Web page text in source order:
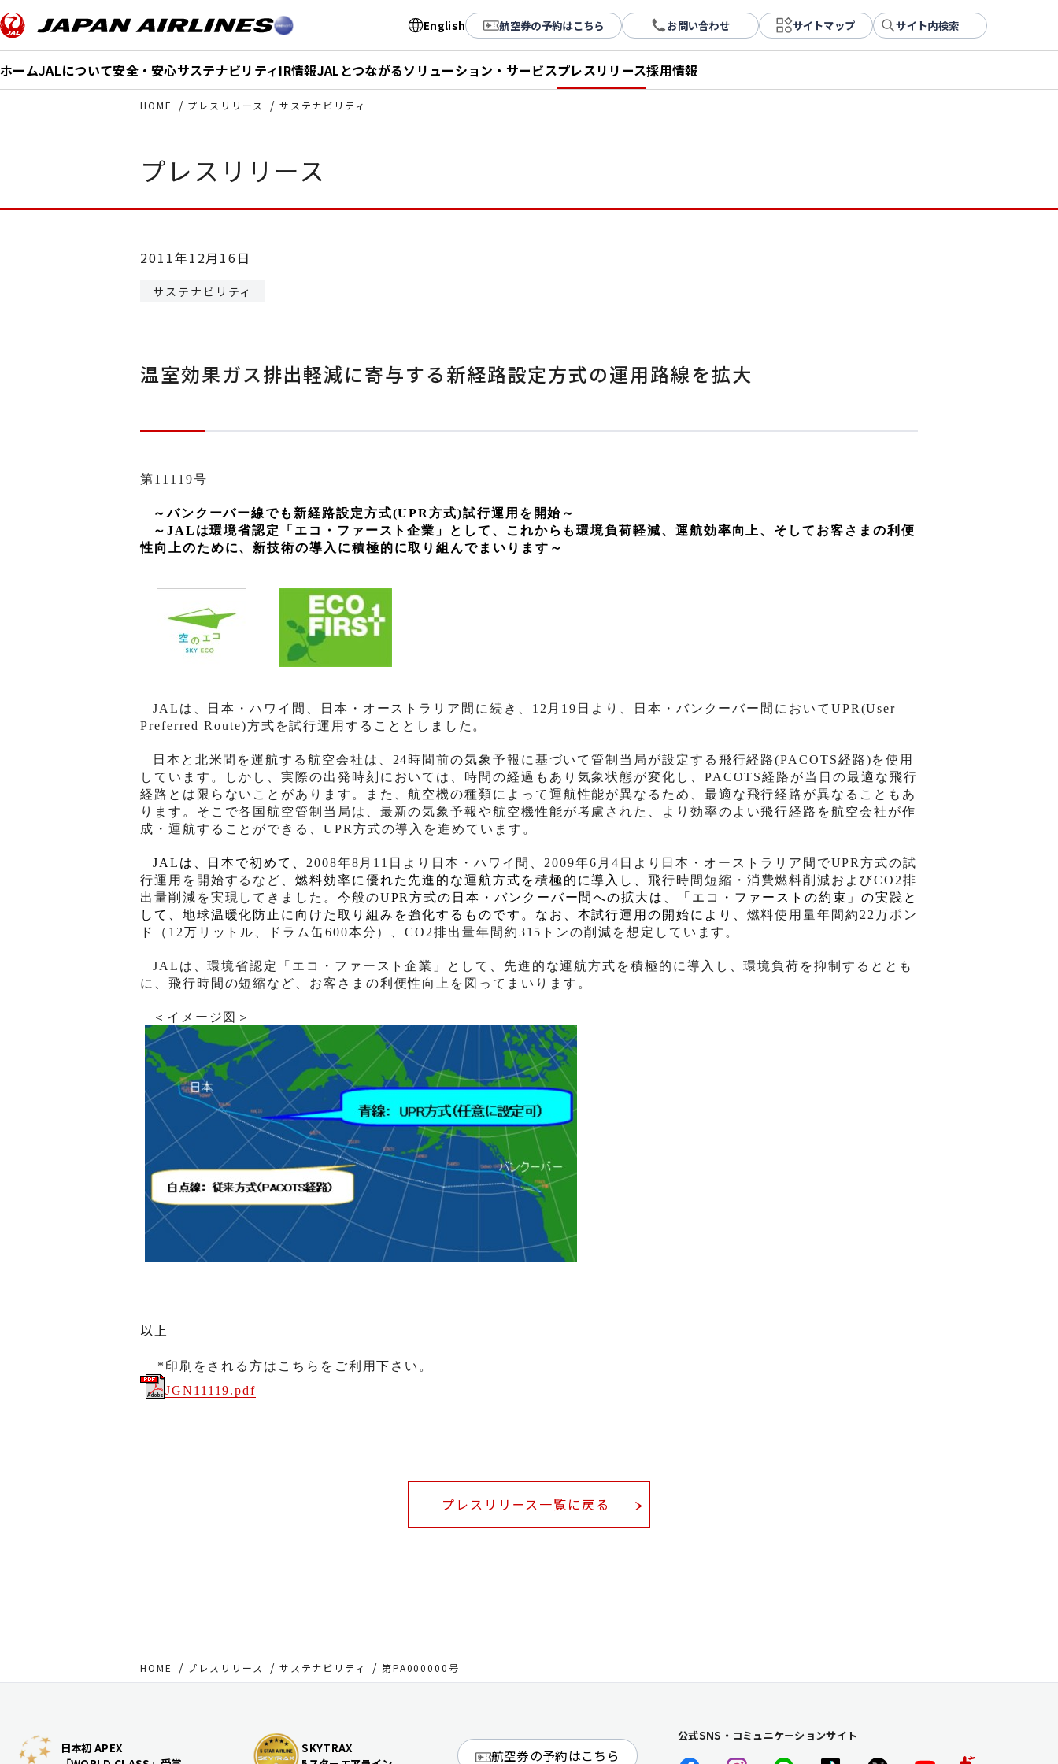
English 航空券の予約はこちら お問い合わせ サイトマップ サイト内検索
ホームJALについて安全・安心サステナビリティIR情報JALとつながるソリューション・サービスプレスリリース採用情報
HOME プレスリリース サステナビリティ
プレスリリース
2011年12月16日
サステナビリティ
温室効果ガス排出軽減に寄与する新経路設定方式の運用路線を拡大
第 11119号
～バンクーバー線でも新経路設定方式(UPR方式)試行運用を開始～
～ JAL は環境省認定「エコ・ファースト企業」として、これからも環境負荷軽減、運航効率向上、そしてお客さまの利便
性向上のために、新技術の導入に積極的に取り組んでまいります～
JAL は、日本・ハワイ間、日本・オーストラリア間に続き、 12 月 19 日より、日本・バンクーバー間において UPR(User
Preferred Route)方式を試行運用することとしました。
日本と北米間を運航する航空会社は、 24時間前の気象予報に基づいて管制当局が設定する飛行経路(PACOTS経路)を使用
しています。しかし、実際の出発時刻においては、時間の経過もあり気象状態が変化し、 PACOTS経路が当日の最適な飛行
経路とは限らないことがあります。また、航空機の種類によって運航性能が異なるため、最適な飛行経路が異なることもあ
ります。そこで各国航空管制当局は、最新の気象予報や航空機性能が考慮された、より効率のよい飛行経路を航空会社が作
成・運航することができる、 UPR 方式の導入を進めています。
JAL は、日本で初めて、 2008年8 月 11 日より日本・ハワイ間、 2009年6 月 4 日より日本・オーストラリア間でUPR方式の試
行運用を開始するなど、燃料効率に優れた先進的な運航方式を積極的に導入し、飛行時間短縮・消費燃料削減およびCO 2排
出量削減を実現してきました。今般のUPR方式の日本・バンクーバー間への拡大は、「エコ・ファーストの約束」の実践と
して、地球温暖化防止に向けた取り組みを強化するものです。なお、本試行運用の開始により、 燃料使用量年間約 22万ポン
ド（ 12万リットル、ドラム缶600本分）、CO2排出量年間約315 トンの削減を想定しています。
JAL は、環境省認定「エコ・ファースト企業」として、先進的な運航方式を積極的に導入し、環境負荷を抑制するととも
に、飛行時間の短縮など、お客さまの利便性向上を図ってまいります。
＜イメージ図＞
以上
*印刷をされる方はこちらをご利用下さい。
JGN11119.pdf
プレスリリース一覧に戻る
HOME プレスリリース サステナビリティ 第PA000000号
日本初 APEX
SKYTRAX
航空券の予約はこちら
公式SNS・コミュニケーションサイト